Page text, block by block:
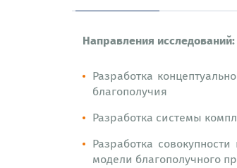
Направления исследований:
Разработка
благополучия
Разработка системы
Разработка
модели благополучного